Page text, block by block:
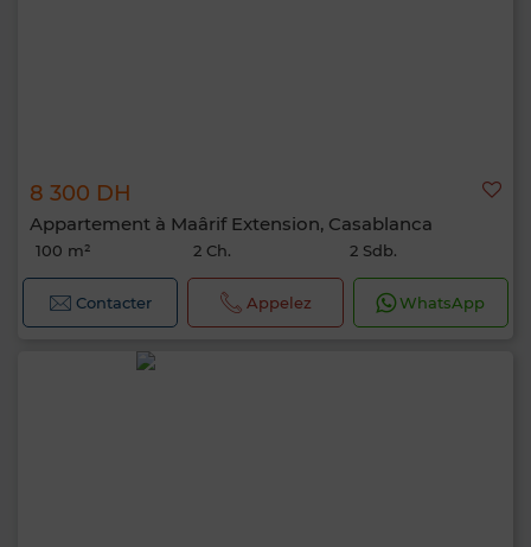
8 300 DH
Appartement à Maârif Extension, Casablanca
100 m² 2 Ch. 2 Sdb.
Contacter Appelez WhatsApp